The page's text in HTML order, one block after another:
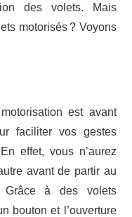
des volets. Mais
motorisés ? Voyons
est avant
faciliter vos gestes
effet, vous n’aurez
avant de partir au
à des volets
bouton et l’ouverture